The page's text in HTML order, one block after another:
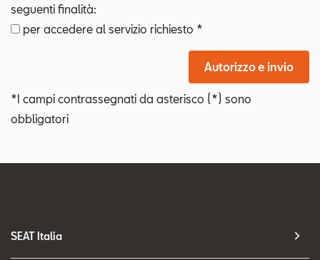
seguenti finalità:
per accedere al servizio richiesto *
Autorizzo e invio
*I campi contrassegnati da asterisco (*) sono
obbligatori
SEAT Italia